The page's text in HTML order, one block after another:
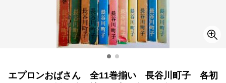
エプロンおばさん 全11巻揃い 長谷川町子 各初